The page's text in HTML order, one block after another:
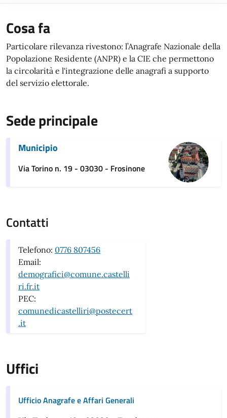
Cosa fa
Particolare rilevanza rivestono: l’Anagrafe Nazionale della
Popolazione Residente (ANPR) e la CIE che permettono
la circolarità e l'integrazione delle anagrafi a supporto
del servizio elettorale.
Sede principale
Municipio
Via Torino n. 19 - 03030 - Frosinone
Contatti
Telefono: 0776 807456
Email:
demografici@comune.castelli
ri.fr.it
PEC:
comunedicastelliri@postecert
.it
Uffici
Ufficio Anagrafe e Affari Generali